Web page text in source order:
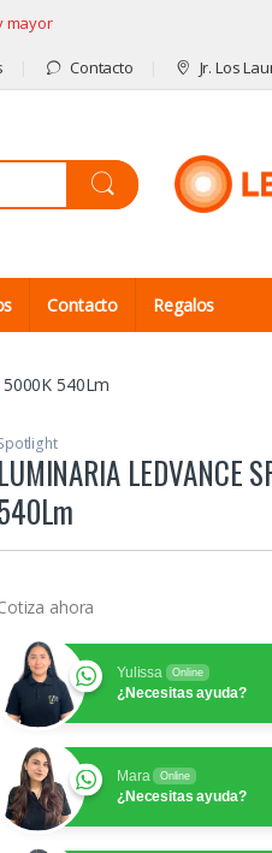
mayor
Contacto Jr. Los
Contacto Regalos
5000K 540Lm
LUMINARIA LEDVANCE
ahora
Yulissa Online
¿Necesitas ayuda?
Mara Online
¿Necesitas ayuda?